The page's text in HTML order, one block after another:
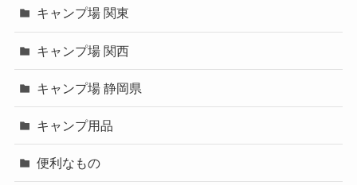
キャンプ場 関東
キャンプ場 関西
キャンプ場 静岡県
キャンプ用品
便利なもの